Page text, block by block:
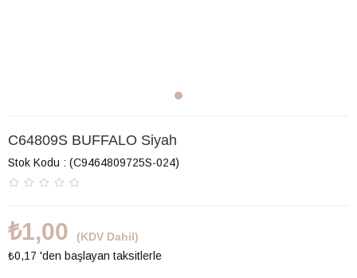
C64809S BUFFALO Siyah
Stok Kodu (C9464809725S-024)
₺1,00
(KDV Dahil)
₺0,17 'den başlayan taksitlerle